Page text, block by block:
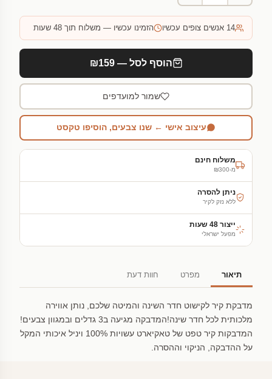
14 אנשים צופים עכשיו הזמינו עכשיו — משלוח תוך 48 שעות
הוסף לסל — ₪159
שמור למועדפים
עיצוב אישי ← שנו צבעים, הוסיפו טקסט
משלוח חינם
מ-₪300
ניתן להסרה
ללא נזק לקיר
ייצור 48 שעות
מפעל ישראלי
תיאור מפרט חוות דעת
מדבקת קיר לקישוט חדר השינה והמיטה שלכם, נותן אווירה
מלכותית לכל חדר שינה!המדבקה מגיעה ב3 גדלים ובמגוון צבעים!
המדבקות קיר טפט של טאקיארט עשויות 100% ויניל איכותי המקל
על ההדבקה, הניקוי וההסרה.